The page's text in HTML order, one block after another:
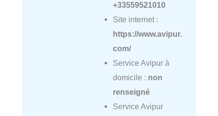
+33559521010
Site internet :
https://www.avipur.
com/
Service Avipur à
domicile : non
renseigné
Service Avipur